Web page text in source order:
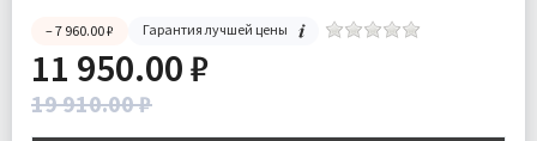
– 7 960.00 ₽ Гарантия лучшей цены
11 950.00 ₽
19 910.00 ₽